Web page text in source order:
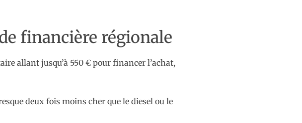
financière régionale
allant jusqu’à 550 € pour financer l’achat,
deux fois moins cher que le diesel ou le